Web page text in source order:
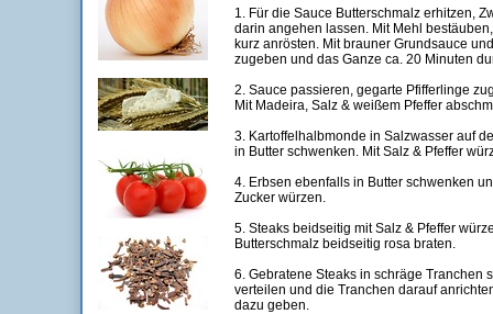
1. Für die Sauce Butterschmalz erhitzen,
darin angehen lassen. Mit Mehl
kurz anrösten. Mit brauner Grundsauce
zugeben und das Ganze ca. 20 Minuten
2. Sauce passieren, gegarte Pfifferlinge
Mit Madeira, Salz & weißem Pfeffer
3. Kartoffelhalbmonde in Salzwasser auf
in Butter schwenken. Mit Salz & Pfeffer
4. Erbsen ebenfalls in Butter schwenken
Zucker würzen.
5. Steaks beidseitig mit Salz & Pfeffer
Butterschmalz beidseitig rosa braten.
6. Gebratene Steaks in schräge Tranchen
verteilen und die Tranchen darauf
dazu geben.